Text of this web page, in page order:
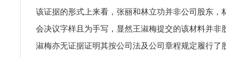
该证据的形式上来看，张丽和林立功并非公司股东，
会决议字样且为手写，显然王淑梅提交的该材料并非
淑梅亦无证据证明其按公司法及公司章程规定履行了